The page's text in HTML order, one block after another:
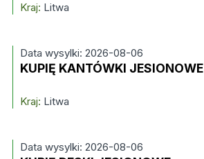
Kraj: Litwa
Data wysylki: 2026-08-06
KUPIĘ KANTÓWKI JESIONOWE
Kraj: Litwa
Data wysylki: 2026-08-06